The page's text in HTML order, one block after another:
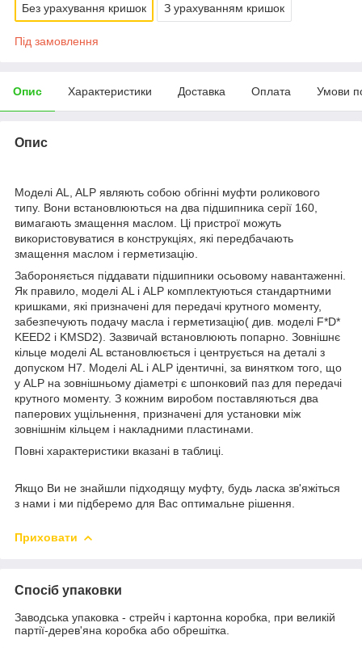
Без урахування кришок З урахуванням кришок
Під замовлення
Опис Характеристики Доставка Оплата Умови
Опис
Моделі AL, ALP являють собою обгінні муфти роликового
типу. Вони встановлюються на два підшипника серії 160,
вимагають змащення маслом. Ці пристрої можуть
використовуватися в конструкціях, які передбачають
змащення маслом і герметизацію.
Забороняється піддавати підшипники осьовому навантаженні.
Як правило, моделі AL і ALP комплектуються стандартними
кришками, які призначені для передачі крутного моменту,
забезпечують подачу масла і герметизацію( див. моделі F*D*
KEED2 і KMSD2). Зазвичай встановлюють попарно. Зовнішнє
кільце моделі AL встановлюється і центрується на деталі з
допуском H7. Моделі AL і ALP ідентичні, за винятком того, що
у ALP на зовнішньому діаметрі є шпонковий паз для передачі
крутного моменту. З кожним виробом поставляються два
паперових ущільнення, призначені для установки між
зовнішнім кільцем і накладними пластинами.
Повні характеристики вказані в таблиці.
Якщо Ви не знайшли підходящу муфту, будь ласка зв'яжіться
з нами і ми підберемо для Вас оптимальне рішення.
Приховати
Спосіб упаковки
Заводська упаковка - стрейч і картонна коробка, при великій
партії-дерев'яна коробка або обрешітка.